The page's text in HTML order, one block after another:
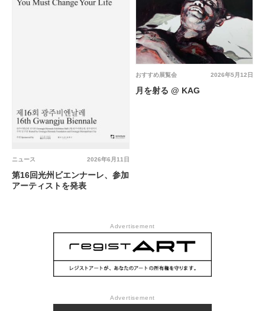
2026年6月11日
ニュース
第16回光州ビエンナーレ、参加
アーティストを発表
2026年5月12日
おすすめ展覧会
月を射る @ KAG
Advertisement
Advertisement